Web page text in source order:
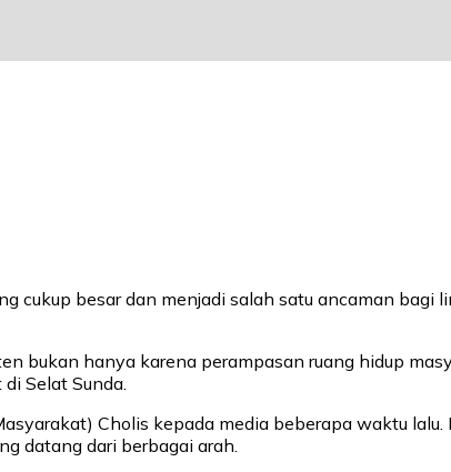
cukup besar dan menjadi salah satu ancaman bagi
bukan hanya karena perampasan ruang hidup
Selat Sunda.
Cholis kepada media beberapa waktu
datang dari berbagai arah.